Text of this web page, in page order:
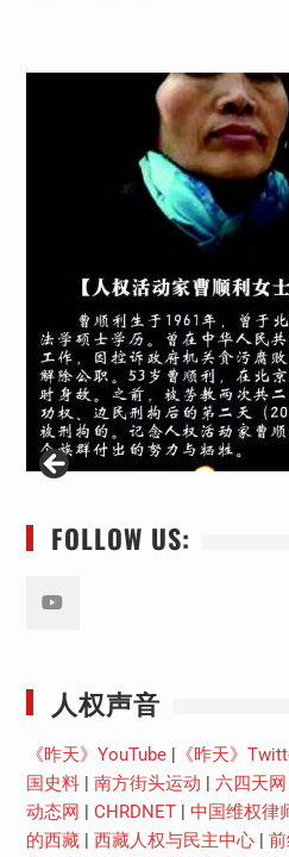
FOLLOW US:
人权声音
《昨天》YouTube| 《昨天》
国史料| 南方街头运动 六四天网
动态网
CHRDNET| 中国维权律
的西藏| 西藏人权与民主中心|